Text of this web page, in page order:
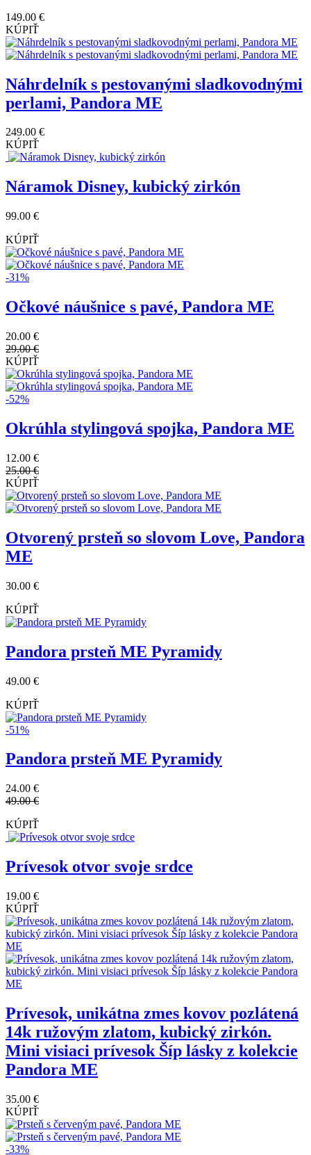
149.00 €
KÚPIŤ
Náhrdelník s pestovanými sladkovodnými
perlami, Pandora ME
249.00 €
KÚPIŤ
Náramok Disney, kubický zirkón
99.00 €
-31%
Očkové náušnice s pavé, Pandora ME
20.00 €
29.00 €
-52%
25.00 €
Otvorený prsteň so slovom Love, Pandora
ME
30.00 €
KÚPIŤ
Pandora prsteň ME Pyramidy
49.00 €
KÚPIŤ
-51%
Pandora prsteň ME Pyramidy
49.00 €
KÚPIŤ
Prívesok otvor svoje srdce
19.00 €
KÚPIŤ